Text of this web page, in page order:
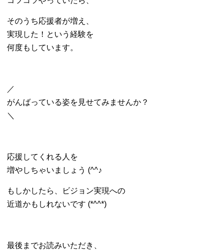
そのうち応援者が増え、
実現した！という経験を
何度もしています。
／
がんばっている姿を見せてみませんか？
＼
応援してくれる人を
増やしちゃいましょう (^^♪
もしかしたら、ビジョン実現への
近道かもしれないです (*^^*)
最後までお読みいただき、